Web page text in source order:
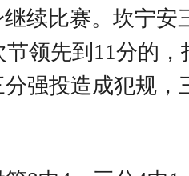
续比赛。坎宁
领先到11分的
强投造成犯规